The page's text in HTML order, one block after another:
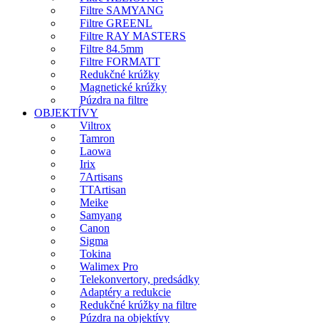
Filtre SAMYANG
Filtre GREENL
Filtre RAY MASTERS
Filtre 84.5mm
Filtre FORMATT
Redukčné krúžky
Magnetické krúžky
Púzdra na filtre
OBJEKTÍVY
Viltrox
Tamron
Laowa
Irix
7Artisans
TTArtisan
Meike
Samyang
Canon
Sigma
Tokina
Walimex Pro
Telekonvertory, predsádky
Adaptéry a redukcie
Redukčné krúžky na filtre
Púzdra na objektívy